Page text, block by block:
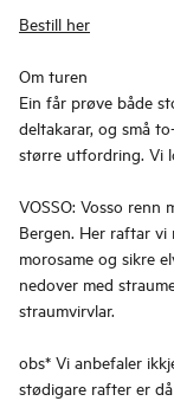
Bestill her
Om turen
Ein får prøve både
deltakarar, og små
større utfordring. Vi
VOSSO: Vosso renn
Bergen. Her raftar vi
morosame og sikre
nedover med
straumvirvlar.
obs* Vi anbefaler
stødigare rafter er